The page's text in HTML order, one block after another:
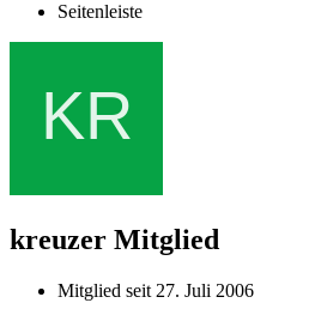
Seitenleiste
kreuzer Mitglied
Mitglied seit 27. Juli 2006